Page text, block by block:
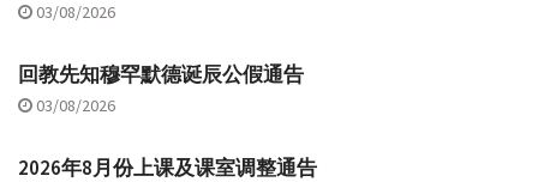
03/08/2026
回教先知穆罕默德诞辰公假通告
03/08/2026
2026年8月份上课及课室调整通告